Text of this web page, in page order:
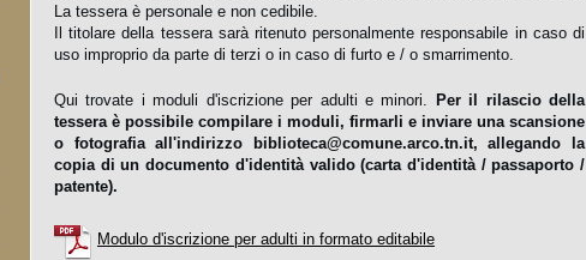
La tessera è personale e non cedibile.
Il titolare della tessera sarà ritenuto personalmente responsabile in caso di
uso improprio da parte di terzi o in caso di furto e / o smarrimento.
Qui trovate i moduli d'iscrizione per adulti e minori.
Per il rilascio della
tessera è possibile compilare i moduli, firmarli e inviare una scansione
o fotografia all'indirizzo biblioteca@comune.arco.tn.it, allegando la
copia di un documento d'identità valido (carta d'identità / passaporto /
patente).
Modulo d'iscrizione per adulti in formato editabile